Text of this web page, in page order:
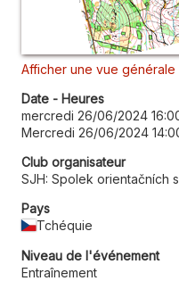
Afficher une vue générale
Date - Heures
mercredi 26/06/2024
Mercredi 26/06/2024
Club organisateur
SJH: Spolek orientačních
Pays
Tchéquie
Niveau de l'événement
Entraînement